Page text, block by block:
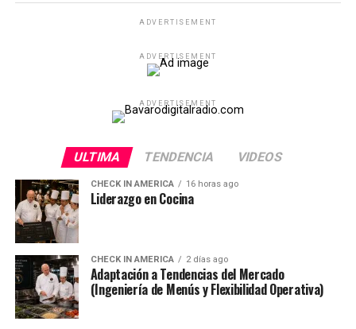
ADVERTISEMENT
ADVERTISEMENT
ADVERTISEMENT
ULTIMA TENDENCIA VIDEOS
CHECK IN AMERICA 16 horas ago
Liderazgo en Cocina
CHECK IN AMERICA 2 días ago
Adaptación a Tendencias del Mercado
(Ingeniería de Menús y Flexibilidad Operativa)